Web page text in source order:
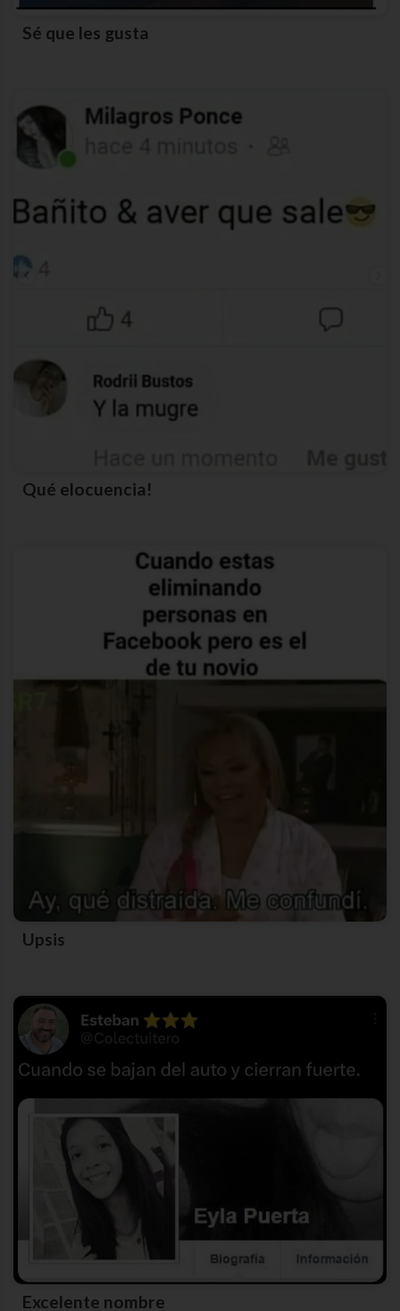
Sé que les gusta
Qué elocuencia!
Upsis
Excelente nombre